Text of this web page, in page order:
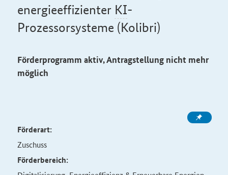
energieeffizienter KI-
Prozessorsysteme (Kolibri)
Förderprogramm aktiv, Antragstellung nicht mehr
möglich
Förderart:
Zuschuss
Förderbereich: